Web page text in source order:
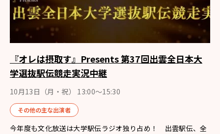
『オレは摂取す』Presents 第37回出雲全日本大
学選抜駅伝競走実況中継
10月13日（月・祝） 13:00〜15:30
その他の主な出演者
今年度も文化放送は大学駅伝ラジオ独り占め！ 出雲駅伝、全